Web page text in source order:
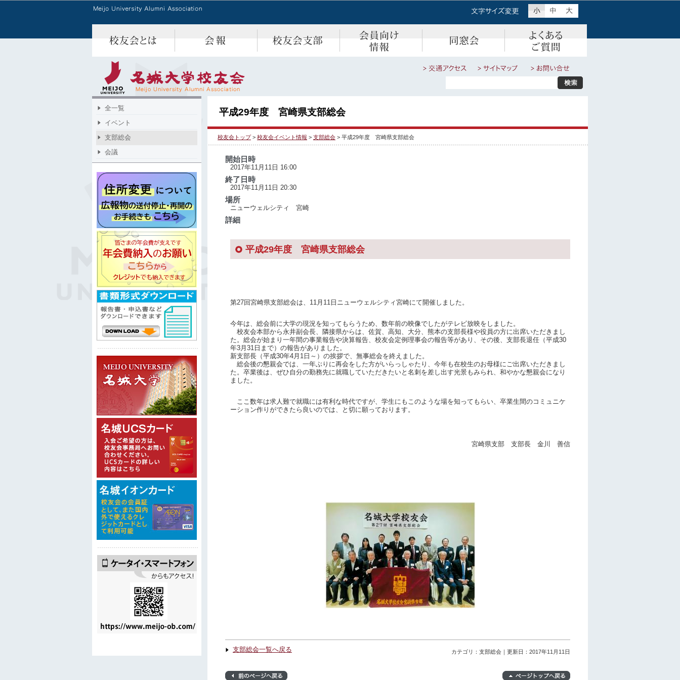
平成29年度 宮崎県支部総会
校友会トップ> 校友会イベント情報 > 支部総会 > 平成29年度 宮崎県支部総会
開始日時
2017年11月11日 16:00
終了日時
2017年11月11日 20:30
場所
ニューウェルシティ 宮崎
詳細
平成29年度 宮崎県支部総会
第27回宮崎県支部総会は、11月11日ニューウェルシティ宮崎にて開催しました。
今年は、総会前に大学の現況を知ってもらうため、数年前の映像でしたがテレビ放映をしました。
校友会本部から永井副会長、隣接県からは、佐賀、高知、大分、熊本の支部長様や役員の方に出席いただきまし
た。総会が始まり一年間の事業報告や決算報告、校友会定例理事会の報告等があり、その後、支部長退任（平成30
年3月31日まで）の報告がありました。
新支部長（平成30年4月1日～）の挨拶で、無事総会を終えました。
総会後の懇親会では、一年ぶりに再会をした方がいらっしゃたり、今年も在校生のお母様にご出席いただきまし
た。卒業後は、ぜひ自分の勤務先に就職していただきたいと名刺を差し出す光景もみられ、和やかな懇親会になり
ました。
ここ数年は求人難で就職には有利な時代ですが、学生にもこのような場を知ってもらい、卒業生間のコミュニケ
ーション作りができたら良いのでは、と切に願っております。
宮崎県支部 支部長 金川 善信
支部総会一覧へ戻る カテゴリ：支部総会｜更新日：2017年11月11日
全一覧
イベント
支部総会
会議